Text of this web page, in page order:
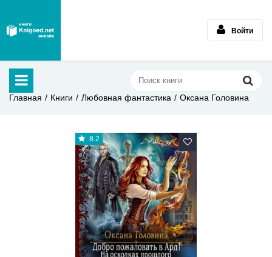
Войти
Главная Книги Любовная фантастика Оксана Головина
8.2